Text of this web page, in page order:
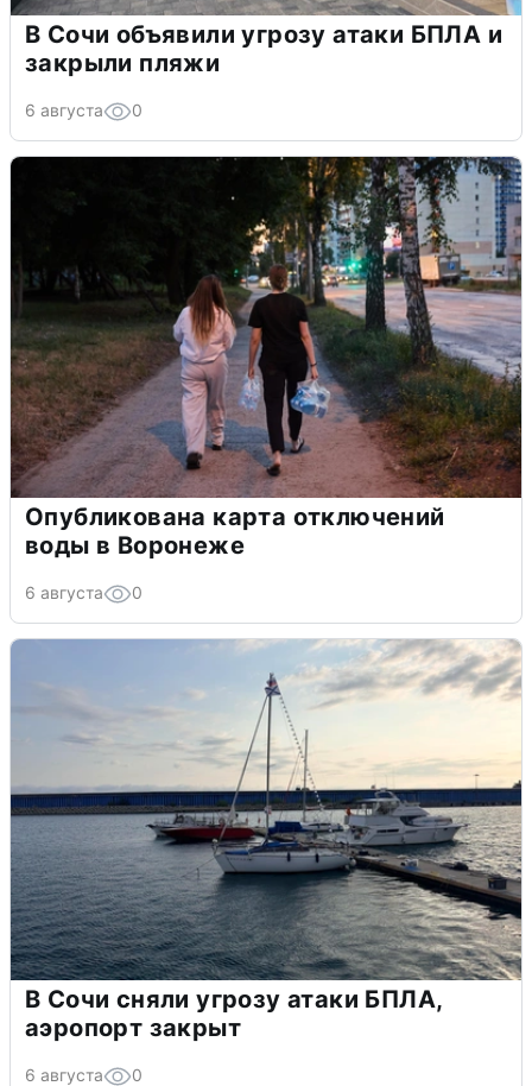
В Сочи объявили угрозу атаки БПЛА и
закрыли пляжи
6 августа 0
Опубликована карта отключений
воды в Воронеже
6 августа 0
В Сочи сняли угрозу атаки БПЛА,
аэропорт закрыт
6 августа 0